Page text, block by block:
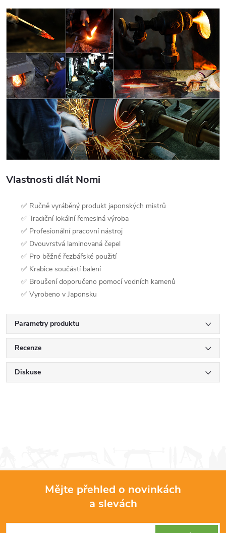
Vlastnosti dlát Nomi
✅ Ručně vyráběný produkt japonských mistrů
✅ Tradiční lokální řemeslná výroba
✅ Profesionální pracovní nástroj
✅ Dvouvrstvá laminovaná čepel
✅ Pro běžné řezbářské použití
✅ Krabice součástí balení
✅ Broušení doporučeno pomocí vodních kamenů
✅ Vyrobeno v Japonsku
Parametry produktu
Recenze
Diskuse
Mějte přehled o novinkách
a slevách